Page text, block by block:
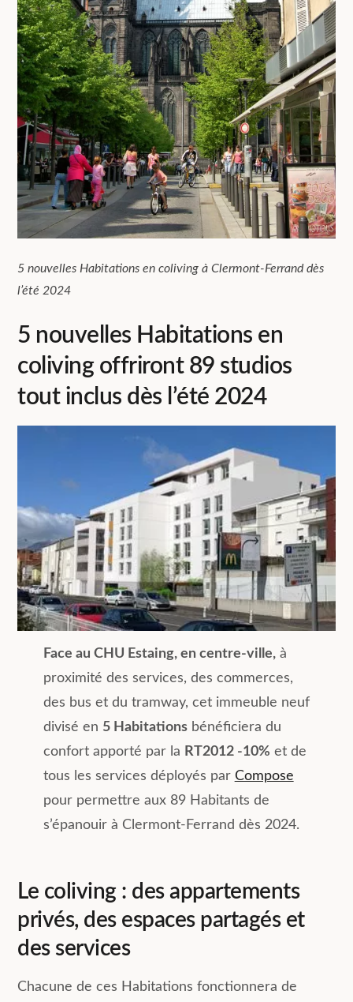
5 nouvelles Habitations en coliving à Clermont-Ferrand dès
l’été 2024
5 nouvelles Habitations en
coliving offriront 89 studios
tout inclus dès l’été 2024
Face au CHU Estaing, en centre-ville,à
proximité des services, des commerces,
des bus et du tramway, cet immeuble neuf
divisé en 5 Habitationsbénéficiera du
confort apporté par la RT2012 -10% et de
tous les services déployés par Compose
pour permettre aux 89 Habitants de
s’épanouir à Clermont-Ferrand dès 2024.
Le coliving : des appartements
privés, des espaces partagés et
des services
Chacune de ces Habitations fonctionnera de